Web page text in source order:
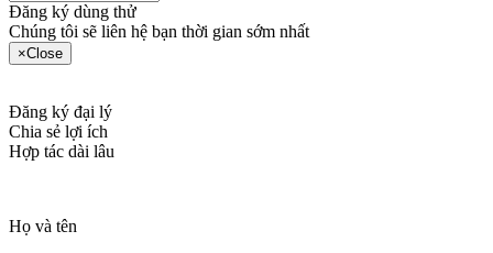
Đăng ký dùng thử
Chúng tôi sẽ liên hệ bạn thời gian sớm nhất
×Close
Đăng ký đại lý
Chia sẻ lợi ích
Hợp tác dài lâu
Họ và tên